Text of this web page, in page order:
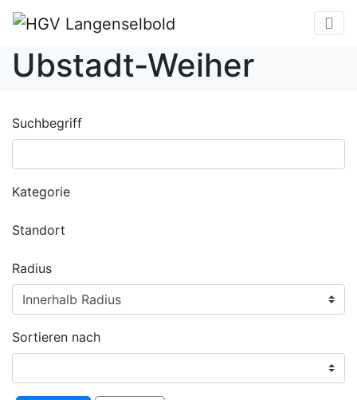
Ubstadt-Weiher
Suchbegriff
Kategorie
Standort
Radius
Sortieren nach